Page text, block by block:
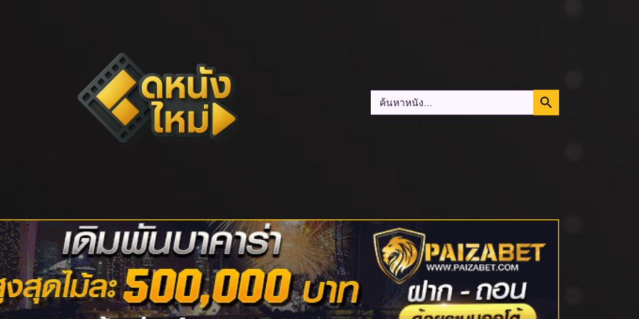
Search
for:
Search Button